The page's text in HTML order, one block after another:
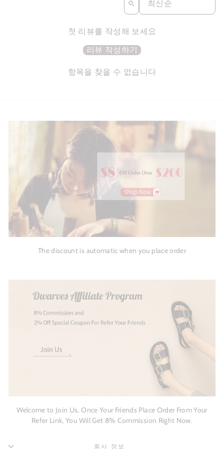
첫 리뷰를 작성해 보세요
리뷰 작성하기
항목을 찾을 수 없습니다
The discount is automatic when you place order
Welcome to Join Us, Once Your Friends Place Order From Your
Refer Link, You Will Get 8% Commission Right Now.
회사 정보